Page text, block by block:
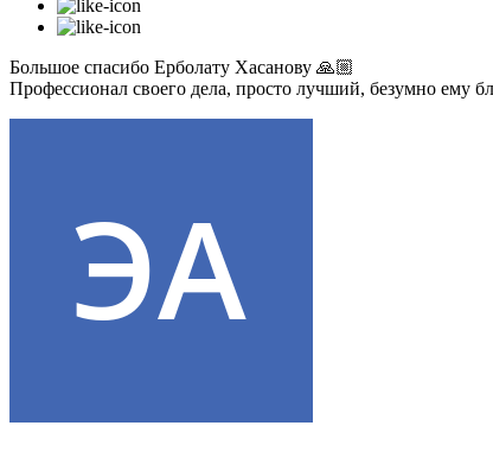
Большое спасибо Ерболату Хасанову 🙏🏼
Профессионал своего дела, просто лучший, безумно ему